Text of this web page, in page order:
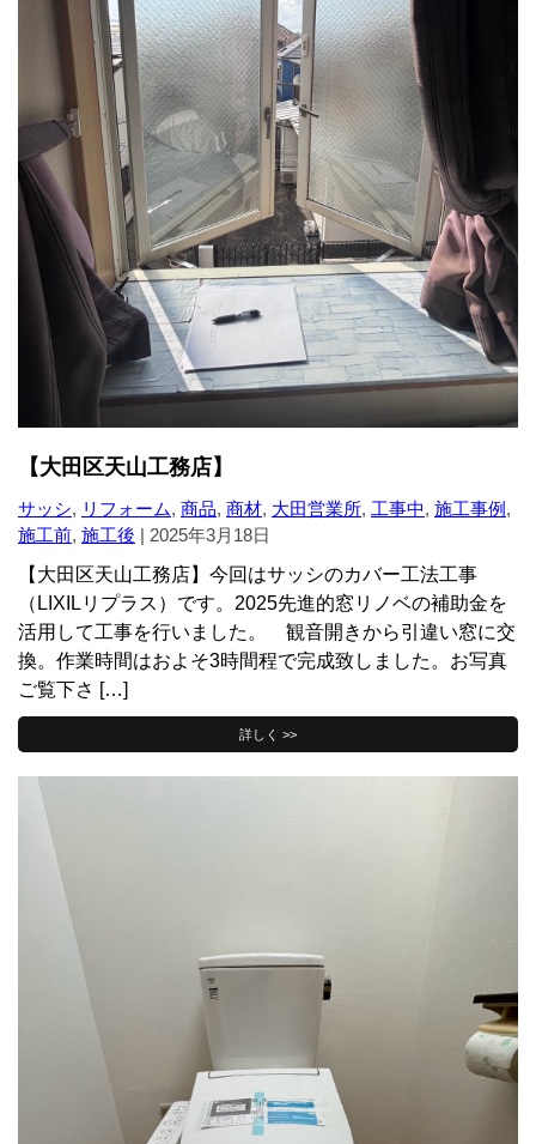
【大田区天山工務店】
サッシ, リフォーム, 商品, 商材, 大田営業所, 工事中, 施工事例,
施工前, 施工後 | 2025年3月18日
【大田区天山工務店】今回はサッシのカバー工法工事
（LIXILリプラス）です。2025先進的窓リノベの補助金を
活用して工事を行いました。 観音開きから引違い窓に交
換。作業時間はおよそ3時間程で完成致しました。お写真
ご覧下さ […]
詳しく >>